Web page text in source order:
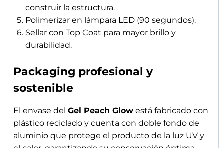
construir la estructura.
Polimerizar en lámpara LED (90 segundos).
Sellar con Top Coat para mayor brillo y
durabilidad.
Packaging profesional y
sostenible
El envase del Gel Peach Glow está fabricado con
plástico reciclado y cuenta con doble fondo de
aluminio que protege el producto de la luz UV y